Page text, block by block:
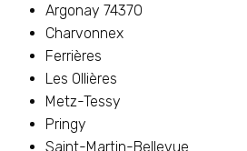
Argonay 74370
Charvonnex
Ferrières
Les Ollières
Metz-Tessy
Pringy
Saint-Martin-Bellevue